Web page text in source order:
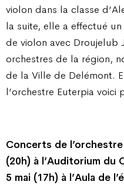
violon dans la classe
la suite, elle a effectué
de violon avec Droujelub
orchestres de la région,
de la Ville de Delémont.
l’orchestre Euterpia voici
Concerts de
(20h) à l’Auditorium du
5 mai (17h) à l’Aula de